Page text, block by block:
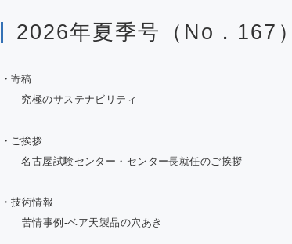
2026年夏季号（No．167
・寄稿
究極のサステナビリティ
・ご挨拶
名古屋試験センター・センター長就任のご挨拶
・技術情報
苦情事例-ベア天製品の穴あき